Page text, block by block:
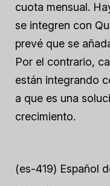
cuota mensual.
se integren con
prevé que se
Por el contrario,
están integrando
a que es una
crecimiento.
(es-419) Español